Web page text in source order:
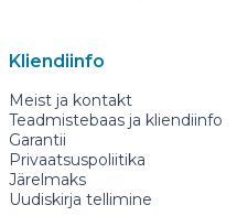
Kliendiinfo
Meist ja kontakt
Teadmistebaas ja kliendiinfo
Garantii
Privaatsuspoliitika
Järelmaks
Uudiskirja tellimine